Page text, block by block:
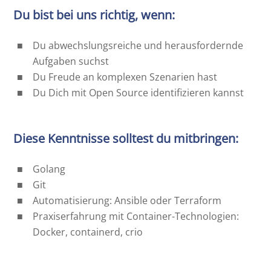
Du bist bei uns richtig, wenn:
Du abwechslungsreiche und herausfordernde
Aufgaben suchst
Du Freude an komplexen Szenarien hast
Du Dich mit Open Source identifizieren kannst
Diese Kenntnisse solltest du mitbringen:
Golang
Git
Automatisierung: Ansible oder Terraform
Praxiserfahrung mit Container-Technologien:
Docker, containerd, crio